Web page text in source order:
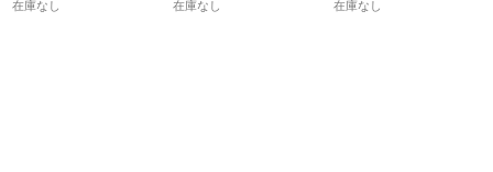
在庫なし 在庫なし 在庫なし